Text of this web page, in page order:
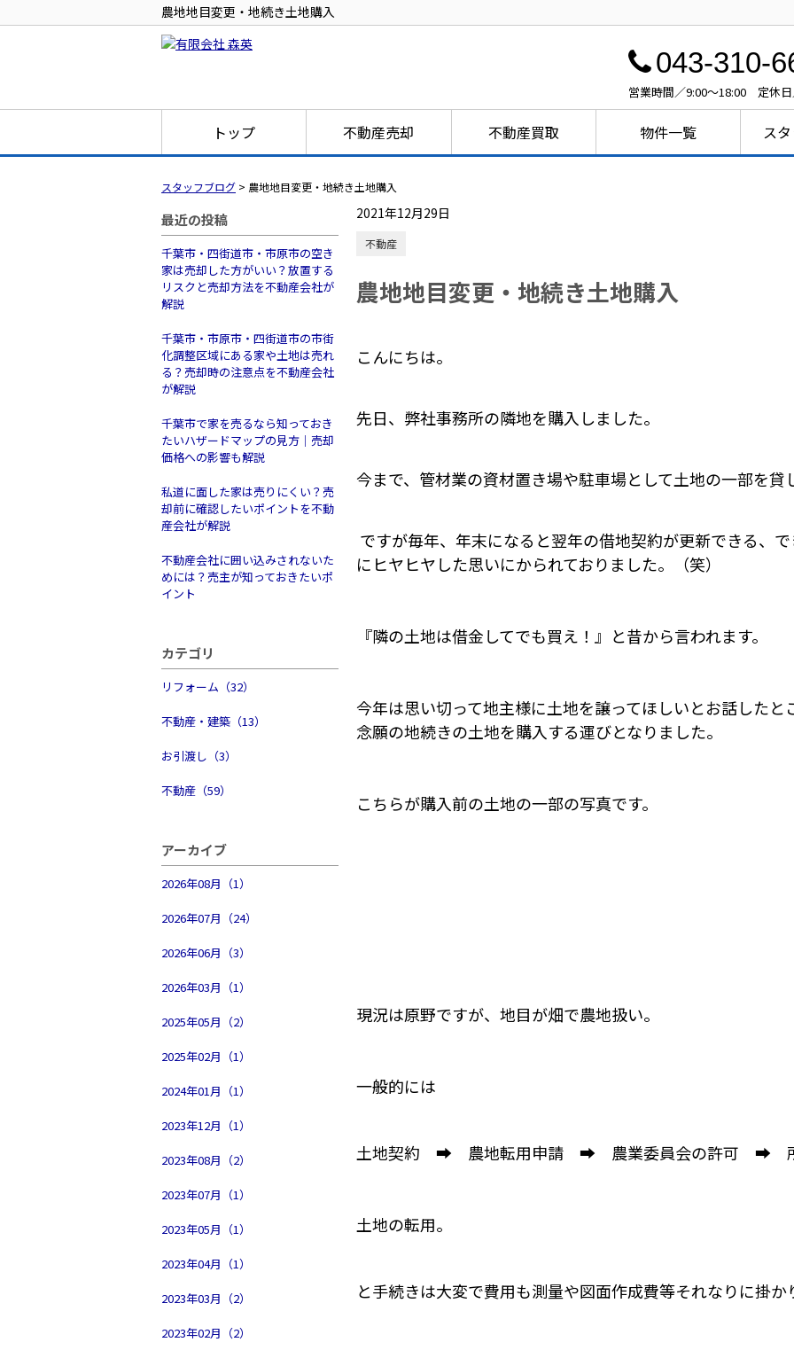
農地地目変更・地続き土地購入
043-310-
営業時間／9:00～18:00 定休
トップ 不動産売却 不動産買取 物件一覧 ス
スタッフブログ > 農地地目変更・地続き土地購入
最近の投稿
千葉市・四街道市・市原市の空き
家は売却した方がいい？放置する
リスクと売却方法を不動産会社が
解説
千葉市・市原市・四街道市の市街
化調整区域にある家や土地は売れ
る？売却時の注意点を不動産会社
が解説
千葉市で家を売るなら知っておき
たいハザードマップの見方｜売却
価格への影響も解説
私道に面した家は売りにくい？売
却前に確認したいポイントを不動
産会社が解説
不動産会社に囲い込みされないた
めには？売主が知っておきたいポ
イント
カテゴリ
リフォーム（32）
不動産・建築（13）
お引渡し（3）
不動産（59）
アーカイブ
2026年08月（1）
2026年07月（24）
2026年06月（3）
2026年03月（1）
2025年05月（2）
2025年02月（1）
2024年01月（1）
2023年12月（1）
2023年08月（2）
2023年07月（1）
2023年05月（1）
2023年04月（1）
2023年03月（2）
2023年02月（2）
2021年12月29日
不動産
農地地目変更・地続き土地購入
こんにちは。
先日、弊社事務所の隣地を購入しました。
今まで、管材業の資材置き場や駐車場として土地の一部を貸
ですが毎年、年末になると翌年の借地契約が更新できる、
にヒヤヒヤした思いにかられておりました。（笑）
『隣の土地は借金してでも買え！』と昔から言われます。
今年は思い切って地主様に土地を譲ってほしいとお話したと
念願の地続きの土地を購入する運びとなりました。
こちらが購入前の土地の一部の写真です。
現況は原野ですが、地目が畑で農地扱い。
一般的には
土地契約 ➡ 農地転用申請 ➡ 農業委員会の許可 ➡
土地の転用。
と手続きは大変で費用も測量や図面作成費等それなりに掛か